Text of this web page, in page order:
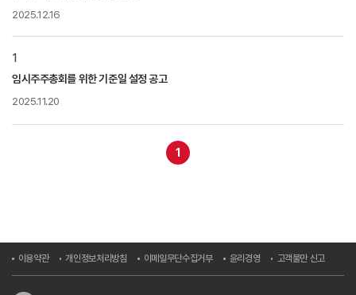
2025.12.16
1
임시주주총회를 위한 기준일 설정 공고
2025.11.20
1
이용약관 개인정보처리방침 이메일무단수집거부 윤리경영 고객불만 신고